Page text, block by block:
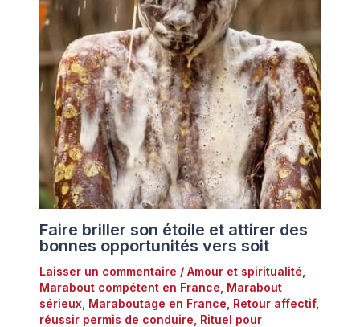
Faire briller son étoile et attirer des
bonnes opportunités vers soit
Laisser un commentaire / Amour et spiritualité
Marabout compétent en France Marabout
sérieux Maraboutage en France Retour affectif,
réussir permis de conduire Rituel pour